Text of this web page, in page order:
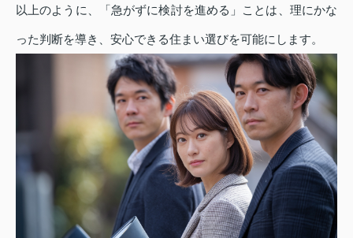
以上のように、「急がずに検討を進める」ことは、理にかな
った判断を導き、安心できる住まい選びを可能にします。